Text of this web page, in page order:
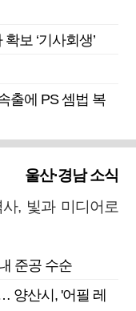
보 ‘기사회생’
출에 PS 셈법 복
울산·경남 소식
, 빛과 미디어로
준공 수순
양산시, '어필 레